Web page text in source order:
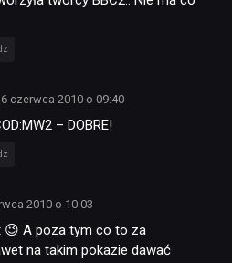
czerwca 2010 o 09:40
– DOBRE!
2010 o 10:03
😉 A poza tym co to za
na takim pokazie dawać